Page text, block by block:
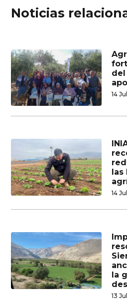
Noticias
del
14
14
la
13